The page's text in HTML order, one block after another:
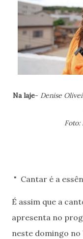
Na laje- Denise
" Cantar é a
É assim que a
apresenta no
neste domingo no